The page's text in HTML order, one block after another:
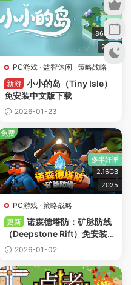
好评
864MB
2026
PC游戏 · 益智休闲 · 策略战略
新游 小小的岛（Tiny Isle）
免安装中文版下载
2026-01-23
多半好评
2.16GB
2025
PC游戏 · 策略战略
更新 诺森德塔防：矿脉防线
（Deepstone Rift）免安装中
文版下载
2026-01-02
免费